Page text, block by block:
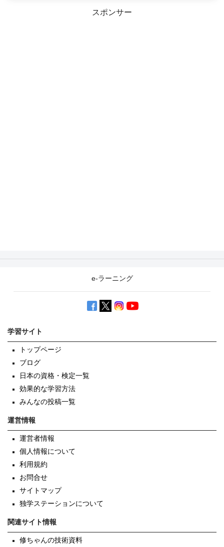
スポンサー
e-ラーニング
学習サイト
トップページ
ブログ
日本の資格・検定一覧
効果的な学習方法
みんなの投稿一覧
運営情報
運営者情報
個人情報について
利用規約
お問合せ
サイトマップ
独学ステーションについて
関連サイト情報
修ちゃんの技術資料